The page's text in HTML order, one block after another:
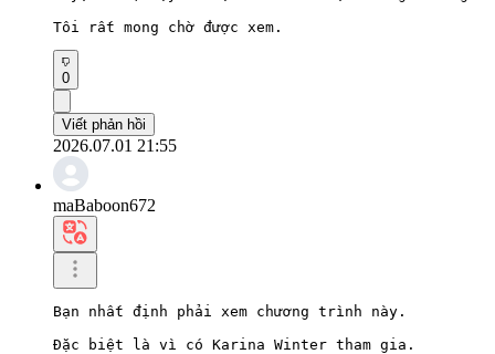
Tôi rất mong chờ được xem.
0
Viết phản hồi
2026.07.01 21:55
maBaboon672
Bạn nhất định phải xem chương trình này.
Đặc biệt là vì có Karina Winter tham gia.